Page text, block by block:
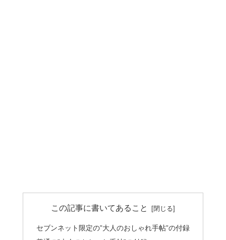
この記事に書いてあること
セブンネット限定の”大人のおしゃれ手帖”の付録